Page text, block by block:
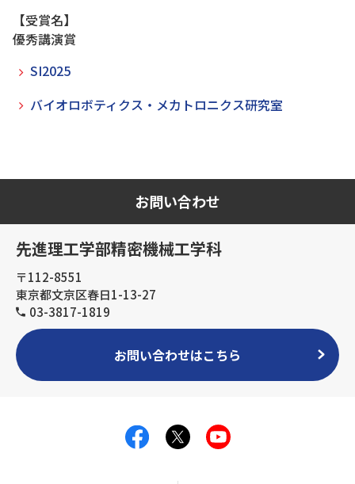
【受賞名】
優秀講演賞
SI2025
バイオロボティクス・メカトロニクス研究室
お問い合わせ
先進理工学部精密機械工学科
〒112-8551
東京都文京区春日1-13-27
03-3817-1819
お問い合わせはこちら